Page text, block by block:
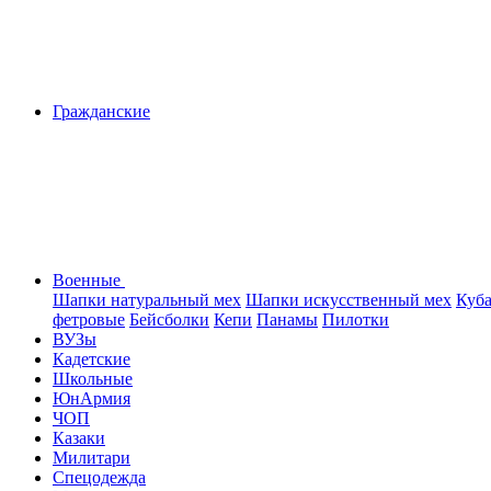
Гражданские
Военные
Шапки натуральный мех Шапки искусственный мех
фетровые Бейсболки Кепи Панамы Пилотки
ВУЗы
Кадетские
Школьные
ЮнАрмия
ЧОП
Казаки
Милитари
Спецодежда